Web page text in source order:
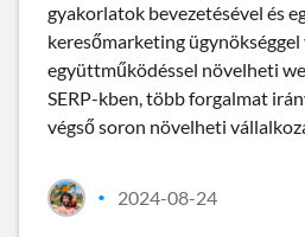
gyakorlatok bevezetésével és
keresőmarketing ügynökséggel
együttműködéssel növelheti
SERP-kben, több forgalmat
végső soron növelheti
• 2024-08-24